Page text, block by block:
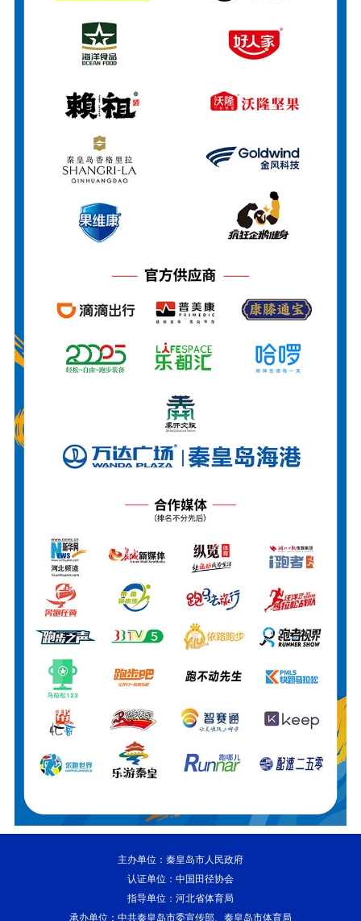
主办单位：秦皇岛市人民政府
认证单位：中国田径协会
指导单位：河北省体育局
承办单位：中共秦皇岛市委宣传部、秦皇岛市体育局